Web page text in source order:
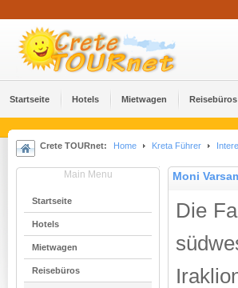
Startseite Hotels Mietwagen Reisebüros
Crete TOURnet: Home Kreta Führer
Main Menu
Startseite
Hotels
Mietwagen
Reisebüros
Moni
Die